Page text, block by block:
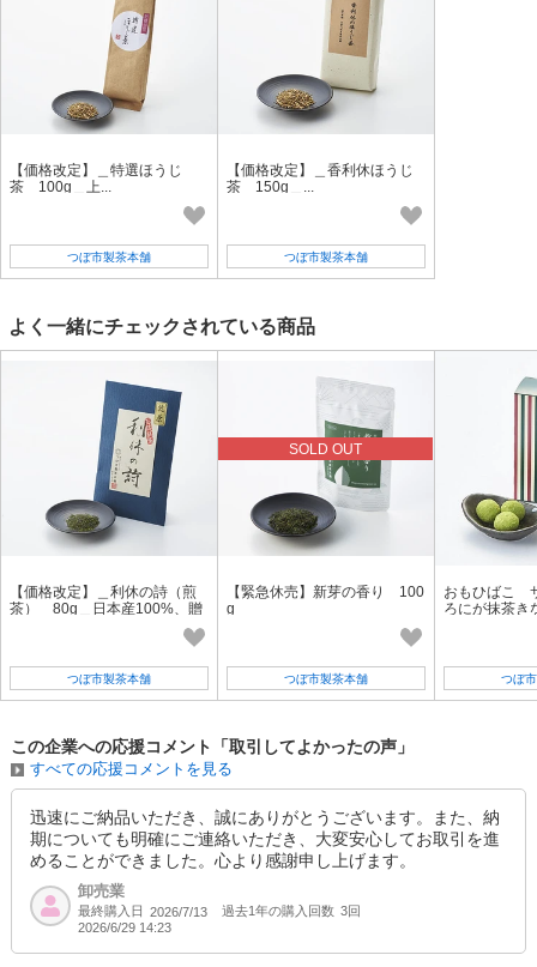
【価格改定】＿特選ほうじ
茶 100g＿上...
つぼ市製茶本舗
【価格改定】＿香利休ほうじ
茶 150g＿...
つぼ市製茶本舗
よく一緒にチェックされている商品
【価格改定】＿利休の詩（煎
茶） 80g＿日本産100%、贈
つぼ市製茶本舗
SOLD OUT
【緊急休売】新芽の香り 100
g
つぼ市製茶本舗
おもひばこ
ろにが抹茶
つぼ
この企業への応援コメント「取引してよかったの声」
すべての応援コメントを見る
迅速にご納品いただき、誠にありがとうございます。また、納
期についても明確にご連絡いただき、大変安心してお取引を進
めることができました。心より感謝申し上げます。
卸売業
最終購入日 2026/7/13 過去1年の購入回数 3回
2026/6/29 14:23